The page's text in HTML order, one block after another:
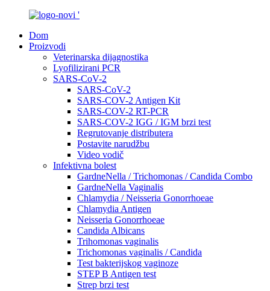
Dom
Proizvodi
Veterinarska dijagnostika
Lyofilizirani PCR
SARS-CoV-2
SARS-CoV-2
SARS-COV-2 Antigen Kit
SARS-COV-2 RT-PCR
SARS-COV-2 IGG / IGM brzi test
Regrutovanje distributera
Postavite narudžbu
Video vodič
Infektivna bolest
GardneNella / Trichomonas / Candida Combo
GardneNella Vaginalis
Chlamydia / Neisseria Gonorrhoeae
Chlamydia Antigen
Neisseria Gonorrhoeae
Candida Albicans
Trihomonas vaginalis
Trichomonas vaginalis / Candida
Test bakterijskog vaginoze
STEP B Antigen test
Strep brzi test